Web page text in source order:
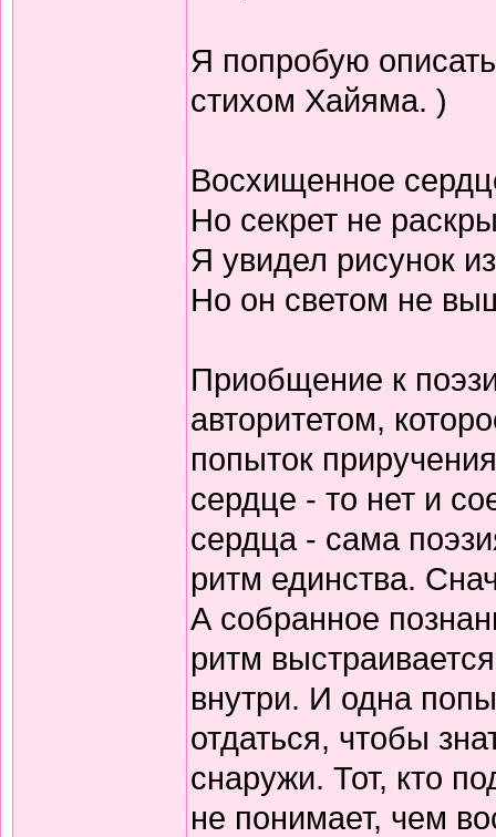
Я попробую
стихом Хайяма. )
Восхищенное
Но секрет не
Я увидел рисунок
Но он светом не
Приобщение к
авторитетом,
попыток
сердце - то нет и
сердца - сама
ритм единства.
А собранное
ритм
внутри. И одна
отдаться, чтобы
снаружи. Тот, кто
не понимает, чем